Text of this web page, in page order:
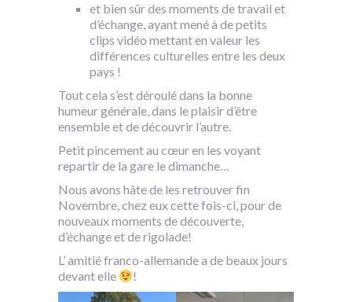
et bien sûr des moments de travail et
d’échange, ayant mené à de petits
clips vidéo mettant en valeur les
différences culturelles entre les deux
pays !
Tout cela s’est déroulé dans la bonne
humeur générale, dans le plaisir d’être
ensemble et de découvrir l’autre.
Petit pincement au cœur en les voyant
repartir de la gare le dimanche…
Nous avons hâte de les retrouver fin
Novembre, chez eux cette fois-ci, pour de
nouveaux moments de découverte,
d’échange et de rigolade!
L’ amitié franco-allemande a de beaux jours
devant elle
!